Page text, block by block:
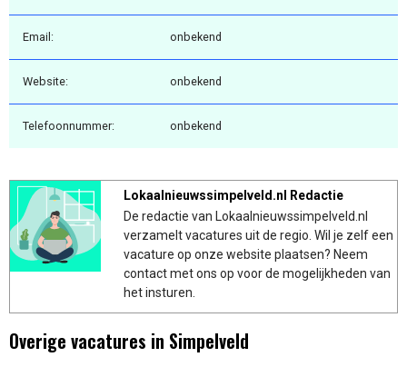
Email: onbekend
Website: onbekend
Telefoonnummer: onbekend
Lokaalnieuwssimpelveld.nl Redactie
De redactie van Lokaalnieuwssimpelveld.nl
verzamelt vacatures uit de regio. Wil je zelf een
vacature op onze website plaatsen? Neem
contact met ons op voor de mogelijkheden van
het insturen.
Overige vacatures in Simpelveld